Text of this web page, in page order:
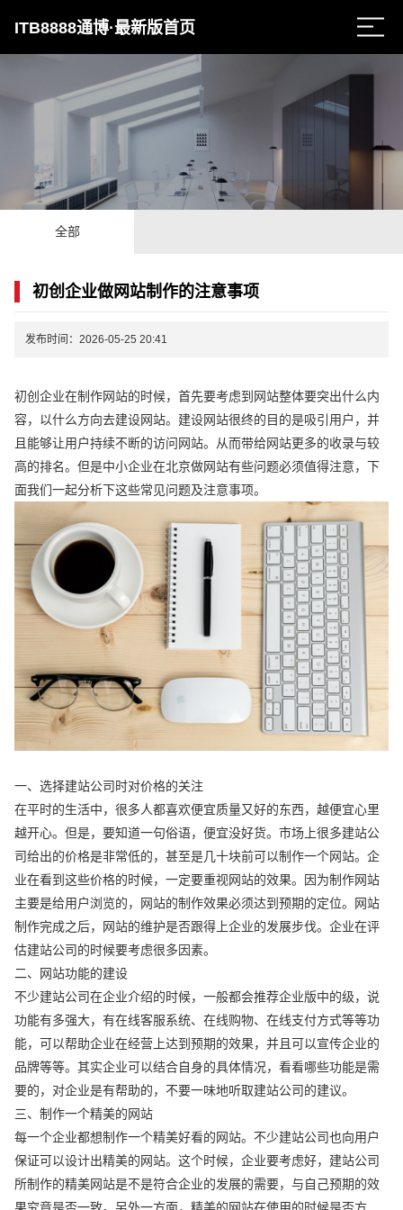
ITB8888通博·最新版首页
全部
初创企业做网站制作的注意事项
发布时间：2026-05-25 20:41
初创企业在制作网站的时候，首先要考虑到网站整体要突出什么内
容，以什么方向去建设网站。建设网站很终的目的是吸引用户，并
且能够让用户持续不断的访问网站。从而带给网站更多的收录与较
高的排名。但是中小企业在北京做网站有些问题必须值得注意，下
面我们一起分析下这些常见问题及注意事项。
一、选择建站公司时对价格的关注
在平时的生活中，很多人都喜欢便宜质量又好的东西，越便宜心里
越开心。但是，要知道一句俗语，便宜没好货。市场上很多建站公
司给出的价格是非常低的，甚至是几十块前可以制作一个网站。企
业在看到这些价格的时候，一定要重视网站的效果。因为制作网站
主要是给用户浏览的，网站的制作效果必须达到预期的定位。网站
制作完成之后，网站的维护是否跟得上企业的发展步伐。企业在评
估建站公司的时候要考虑很多因素。
二、网站功能的建设
不少建站公司在企业介绍的时候，一般都会推荐企业版中的级，说
功能有多强大，有在线客服系统、在线购物、在线支付方式等等功
能，可以帮助企业在经营上达到预期的效果，并且可以宣传企业的
品牌等等。其实企业可以结合自身的具体情况，看看哪些功能是需
要的，对企业是有帮助的，不要一味地听取建站公司的建议。
三、制作一个精美的网站
每一个企业都想制作一个精美好看的网站。不少建站公司也向用户
保证可以设计出精美的网站。这个时候，企业要考虑好，建站公司
所制作的精美网站是不是符合企业的发展的需要，与自己预期的效
果究竟是否一致。另外一方面，精美的网站在使用的时候是否方